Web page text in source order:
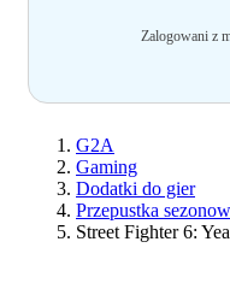
Zalogowani z
G2A
Gaming
Dodatki do gier
Przepustka
Street Fighter 6: